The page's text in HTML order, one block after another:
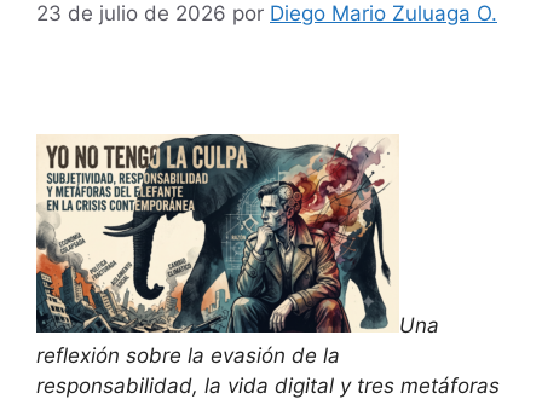
23 de julio de 2026 por Diego Mario Zuluaga O.
Una
reflexión sobre la evasión de la
responsabilidad, la vida digital y tres metáforas